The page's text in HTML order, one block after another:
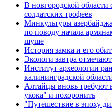
В новгородской области
солдатских трофеев
Минкультуры
по поводу начала
шуше
История замка и его
Экологи завтра
Институт археологии
калининградской
Алтайцы вновь
укока" и похоронить
"Путешествие в эпоху